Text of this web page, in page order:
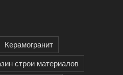
Керамогранит
строи материалов